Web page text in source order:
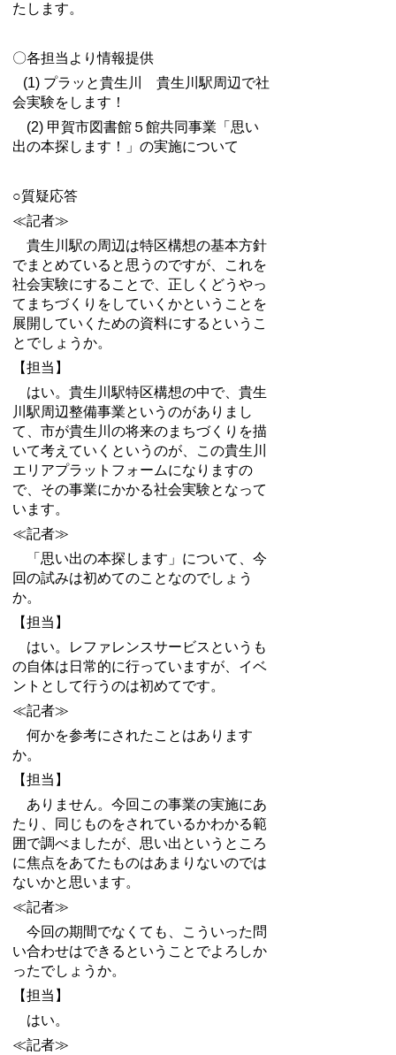
たします。
〇各担当より情報提供
(1) プラッと貴生川 貴生川駅周辺で社
会実験をします！
(2) 甲賀市図書館５館共同事業「思い
出の本探します！」の実施について
○質疑応答
≪記者≫
貴生川駅の周辺は特区構想の基本方針
でまとめていると思うのですが、これを
社会実験にすることで、正しくどうやっ
てまちづくりをしていくかということを
展開していくための資料にするというこ
とでしょうか。
【担当】
はい。貴生川駅特区構想の中で、貴生
川駅周辺整備事業というのがありまし
て、市が貴生川の将来のまちづくりを描
いて考えていくというのが、この貴生川
エリアプラットフォームになりますの
で、その事業にかかる社会実験となって
います。
≪記者≫
「思い出の本探します」について、今
回の試みは初めてのことなのでしょう
か。
【担当】
はい。レファレンスサービスというも
の自体は日常的に行っていますが、イベ
ントとして行うのは初めてです。
≪記者≫
何かを参考にされたことはあります
か。
【担当】
ありません。今回この事業の実施にあ
たり、同じものをされているかわかる範
囲で調べましたが、思い出というところ
に焦点をあてたものはあまりないのでは
ないかと思います。
≪記者≫
今回の期間でなくても、こういった問
い合わせはできるということでよろしか
ったでしょうか。
【担当】
はい。
≪記者≫